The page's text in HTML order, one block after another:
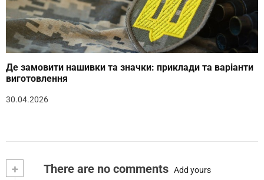
Де замовити нашивки та значки: приклади та варіанти
виготовлення
30.04.2026
+ There are no comments Add yours